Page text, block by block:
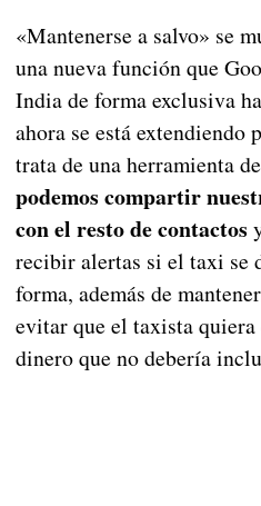
«Mantenerse a salvo» se
una nueva función que
India de forma exclusiva
ahora se está extendiendo
trata de una herramienta
podemos compartir
con el resto de contactos
recibir alertas si el taxi se
forma, además de
evitar que el taxista
dinero que no debería